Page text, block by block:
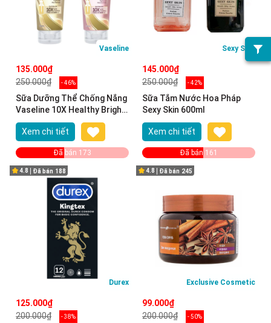
Vaseline
135.000₫
250.000₫
- 46%
Sữa Dưỡng Thể Chống Nắng
Vaseline 10X Healthy Bright
Gluta Hya 330ml
Xem chi tiết
Đã bán 173
Sexy Skin
145.000₫
250.000₫
- 42%
Sữa Tắm Nước Hoa Pháp
Sexy Skin 600ml
Xem chi tiết
Đã bán 161
4.8 Đã bán 188
Durex
125.000₫
200.000₫
- 38%
4.8 Đã bán 245
Exclusive Cosmetic
99.000₫
200.000₫
- 50%